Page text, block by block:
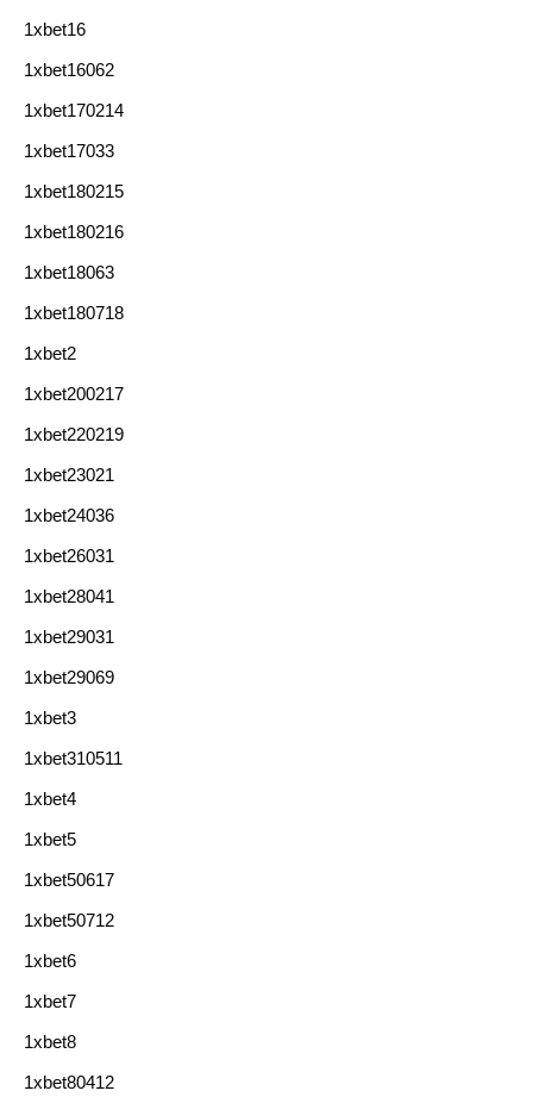
1xbet16
1xbet16062
1xbet170214
1xbet17033
1xbet180215
1xbet180216
1xbet18063
1xbet180718
1xbet2
1xbet200217
1xbet220219
1xbet23021
1xbet24036
1xbet26031
1xbet28041
1xbet29031
1xbet29069
1xbet3
1xbet310511
1xbet4
1xbet5
1xbet50617
1xbet50712
1xbet6
1xbet7
1xbet8
1xbet80412